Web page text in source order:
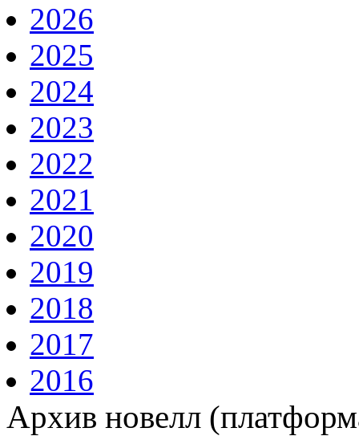
2026
2025
2024
2023
2022
2021
2020
2019
2018
2017
2016
Архив новелл